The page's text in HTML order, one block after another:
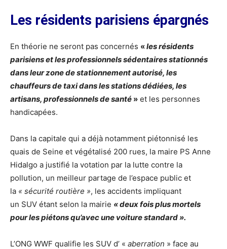
Les résidents parisiens épargnés
En théorie ne seront pas concernés «les résidents
parisiens et les professionnels sédentaires stationnés
dans leur zone de stationnement autorisé, les
chauffeurs de taxi dans les stations dédiées, les
artisans, professionnels de santé » et les personnes
handicapées.
Dans la capitale qui a déjà notamment piétonnisé les
quais de Seine et végétalisé 200 rues, la maire PS Anne
Hidalgo a justifié la votation par la lutte contre la
pollution, un meilleur partage de l’espace public et
la « sécurité routière », les accidents impliquant
un SUV étant selon la mairie « deux fois plus mortels
pour les piétons qu’avec une voiture standard ».
L’ONG WWF qualifie les SUV d’ « aberration » face au